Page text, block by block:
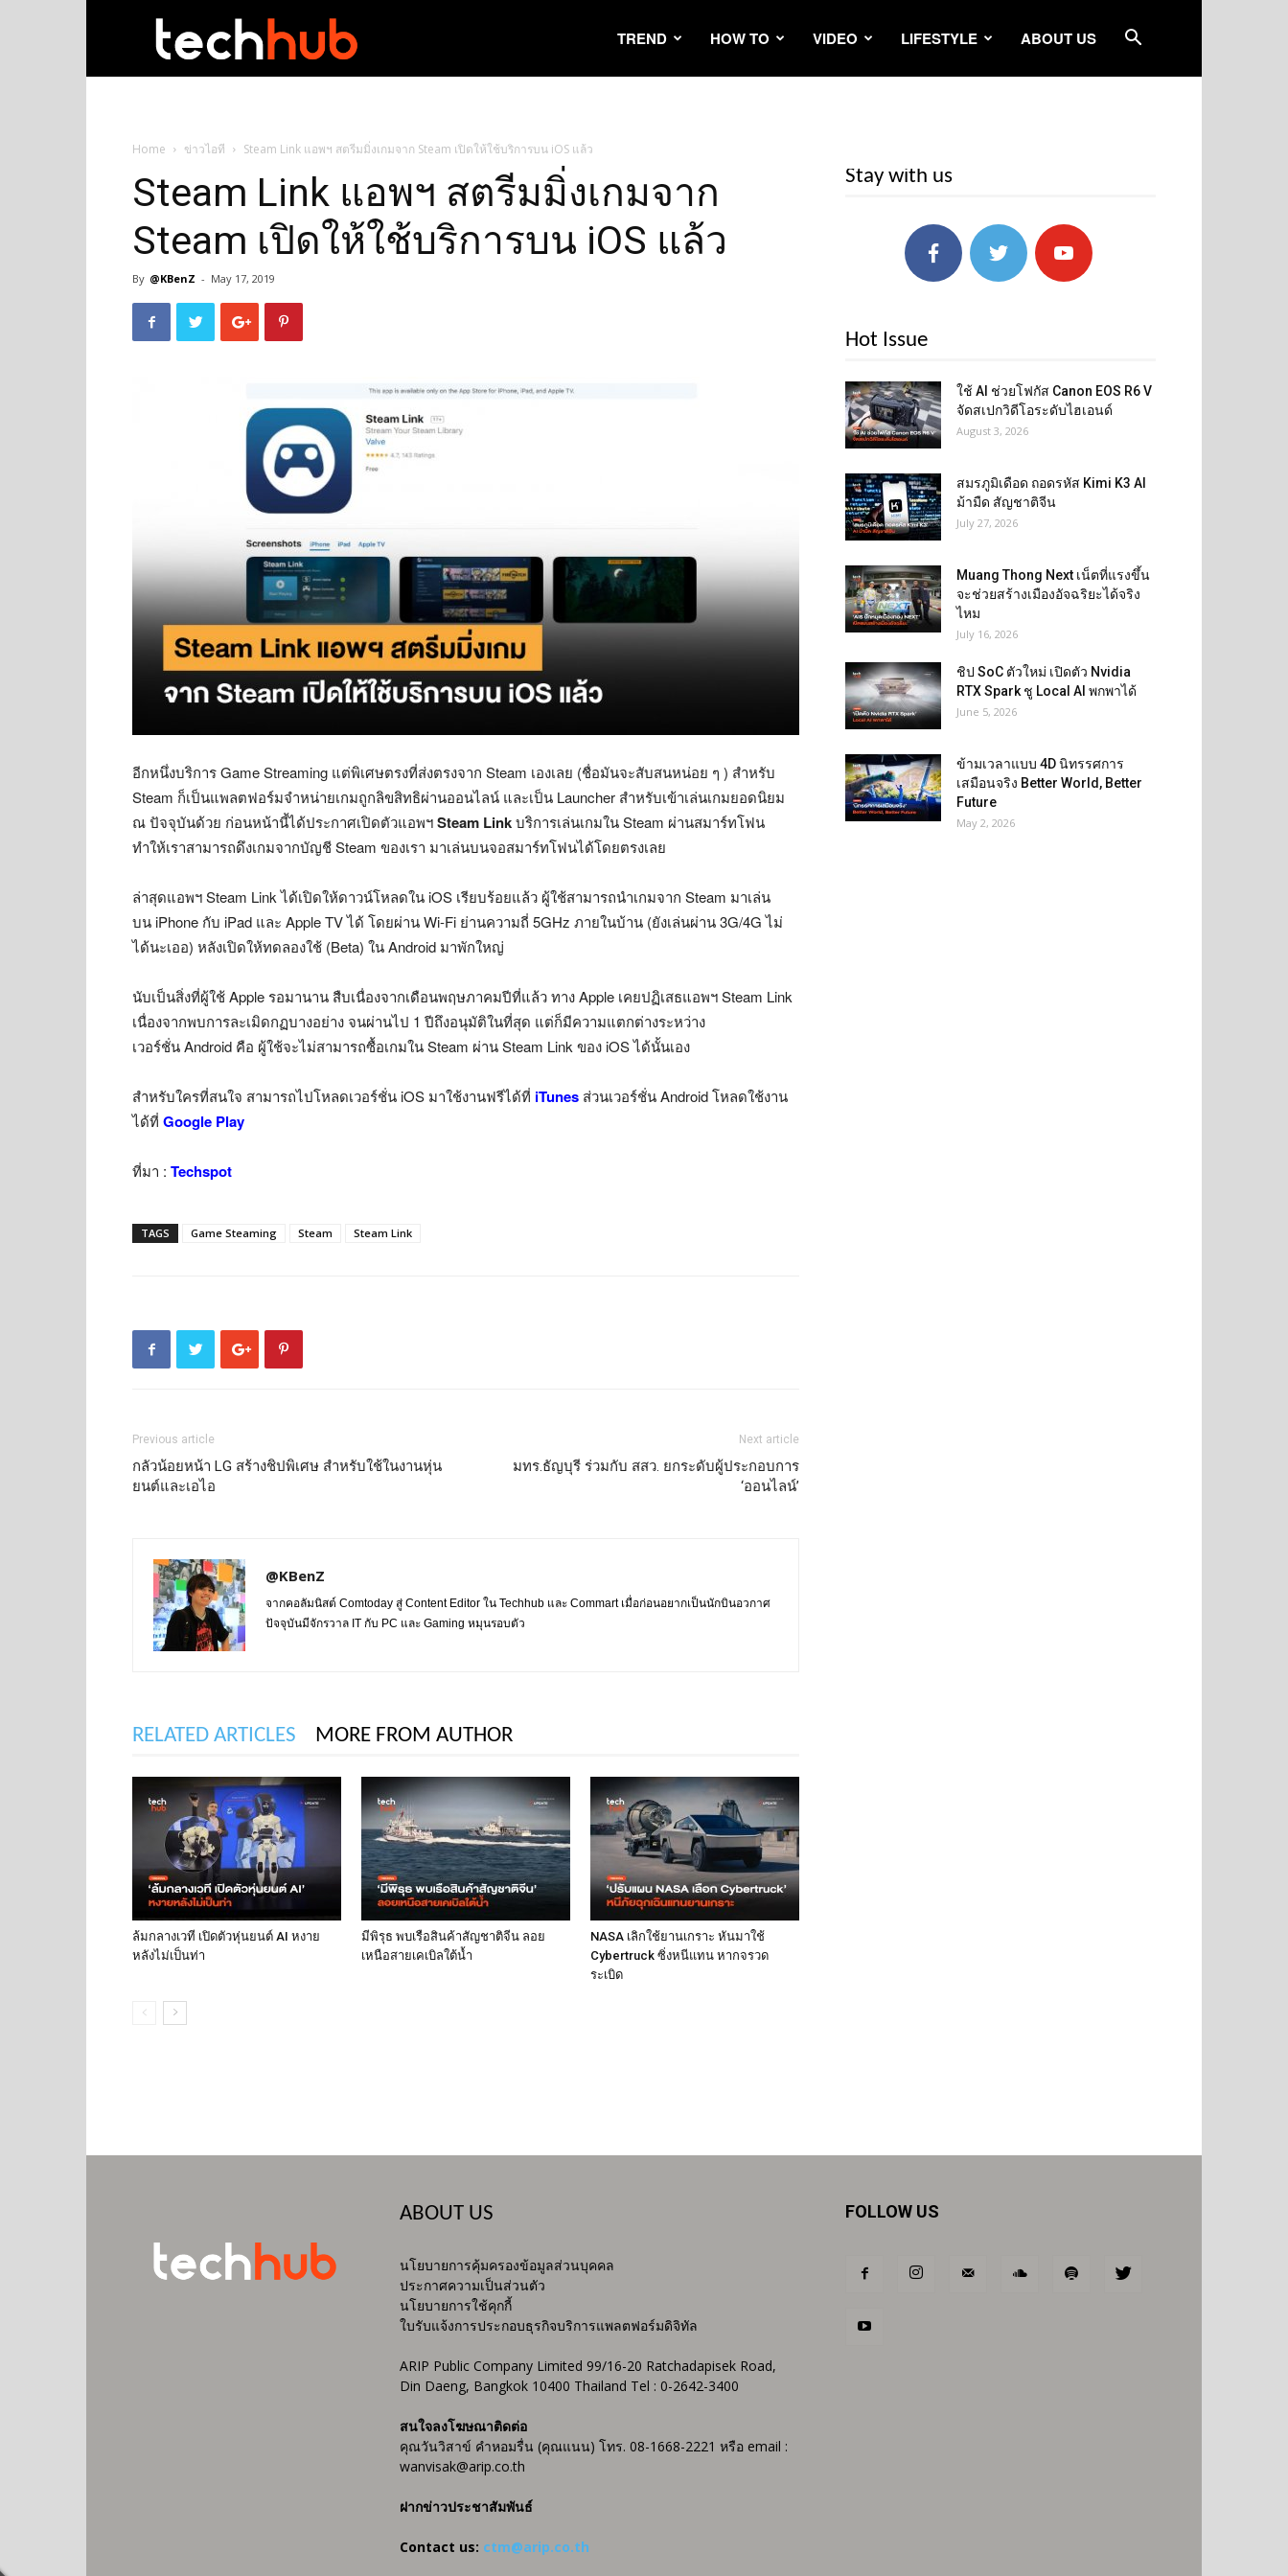
TREND HOW TO VIDEO LIFESTYLE ABOUT US
Home ข่าวไอที Steam Link แอพฯ สตรีมมิ่งเกมจาก Steam เปิดให้ใช้บริการบน iOS แล้ว
Steam Link แอพฯ สตรีมมิ่งเกมจาก
Steam เปิดให้ใช้บริการบน iOS แล้ว
By @KBenZ - May 17, 2019
อีกหนึ่งบริการ Game Streaming แต่พิเศษตรงที่ส่งตรงจาก Steam เองเลย (ชื่อมันจะสับสนหน่อย ๆ ) สำหรับ
Steam ก็เป็นแพลตฟอร์มจำหน่ายเกมถูกลิขสิทธิผ่านออนไลน์ และเป็น Launcher สำหรับเข้าเล่นเกมยอดนิยม
ณ ปัจจุบันด้วย ก่อนหน้านี้ได้ประกาศเปิดตัวแอพฯSteam Linkบริการเล่นเกมใน Steam ผ่านสมาร์ทโฟน
ทำให้เราสามารถดึงเกมจากบัญชี Steam ของเรา มาเล่นบนจอสมาร์ทโฟนได้โดยตรงเลย
ล่าสุดแอพฯ Steam Link ได้เปิดให้ดาวน์โหลดใน iOS เรียบร้อยแล้ว ผู้ใช้สามารถนำเกมจาก Steam มาเล่น
บน iPhone กับ iPad และ Apple TV ได้ โดยผ่าน Wi-Fi ย่านความถี่ 5GHz ภายในบ้าน (ยังเล่นผ่าน 3G/4G ไม่
ได้นะเออ) หลังเปิดให้ทดลองใช้ (Beta) ใน Android มาพักใหญ่
นับเป็นสิ่งที่ผู้ใช้ Apple รอมานาน สืบเนื่องจากเดือนพฤษภาคมปีที่แล้ว ทาง Apple เคยปฏิเสธแอพฯ Steam Link
เนื่องจากพบการละเมิดกฏบางอย่าง จนผ่านไป 1 ปีถึงอนุมัติในที่สุด แต่ก็มีความแตกต่างระหว่าง
เวอร์ชั่น Android คือ ผู้ใช้จะไม่สามารถซื้อเกมใน Steam ผ่าน Steam Link ของ iOS ได้นั้นเอง
สำหรับใครที่สนใจ สามารถไปโหลดเวอร์ชั่น iOS มาใช้งานฟรีได้ที่ iTunes ส่วนเวอร์ชั่น Android โหลดใช้งาน
ได้ที่ Google Play
ที่มา : Techspot
TAGS Game Steaming Steam Steam Link
Previous article
กลัวน้อยหน้า LG สร้างชิปพิเศษ สำหรับใช้ในงานหุ่น
ยนต์และเอไอ
Next article
มทร.ธัญบุรี ร่วมกับ สสว. ยกระดับผู้ประกอบการ
‘ออนไลน์’
@KBenZ
จากคอลัมนิสต์ Comtoday สู่ Content Editor ใน Techhub และ Commart เมื่อก่อนอยากเป็นนักบินอวกาศ
ปัจจุบันมีจักรวาล IT กับ PC และ Gaming หมุนรอบตัว
RELATED ARTICLES MORE FROM AUTHOR
ล้มกลางเวที เปิดตัวหุ่นยนต์ AI หงาย
หลังไม่เป็นท่า
มีพิรุธ พบเรือสินค้าสัญชาติจีน ลอย
เหนือสายเคเบิลใต้น้ำ
NASA เลิกใช้ยานเกราะ หันมาใช้
Cybertruck ซิ่งหนีแทน หากจรวด
ระเบิด
Stay with us
Hot Issue
ใช้ AI ช่วยโฟกัส Canon EOS R6 V
จัดสเปกวิดีโอระดับไฮเอนด์
August 3, 2026
สมรภูมิเดือด ถอดรหัส Kimi K3 AI
ม้ามืด สัญชาติจีน
July 27, 2026
Muang Thong Next เน็ตที่แรงขึ้น
จะช่วยสร้างเมืองอัจฉริยะได้จริง
ไหม
July 16, 2026
ชิป SoC ตัวใหม่ เปิดตัว Nvidia
RTX Spark ชู Local AI พกพาได้
June 5, 2026
ข้ามเวลาแบบ 4D นิทรรศการ
เสมือนจริง Better World, Better
Future
May 2, 2026
ABOUT US
นโยบายการคุ้มครองข้อมูลส่วนบุคคล
ประกาศความเป็นส่วนตัว
นโยบายการใช้คุกกี้
ใบรับแจ้งการประกอบธุรกิจบริการแพลตฟอร์มดิจิทัล
ARIP Public Company Limited 99/16-20 Ratchadapisek Road,
Din Daeng, Bangkok 10400 Thailand Tel : 0-2642-3400
สนใจลงโฆษณาติดต่อ
คุณวันวิสาข์ คำหอมรื่น (คุณแนน) โทร. 08-1668-2221 หรือ email :
wanvisak@arip.co.th
ฝากข่าวประชาสัมพันธ์
Contact us: ctm@arip.co.th
FOLLOW US